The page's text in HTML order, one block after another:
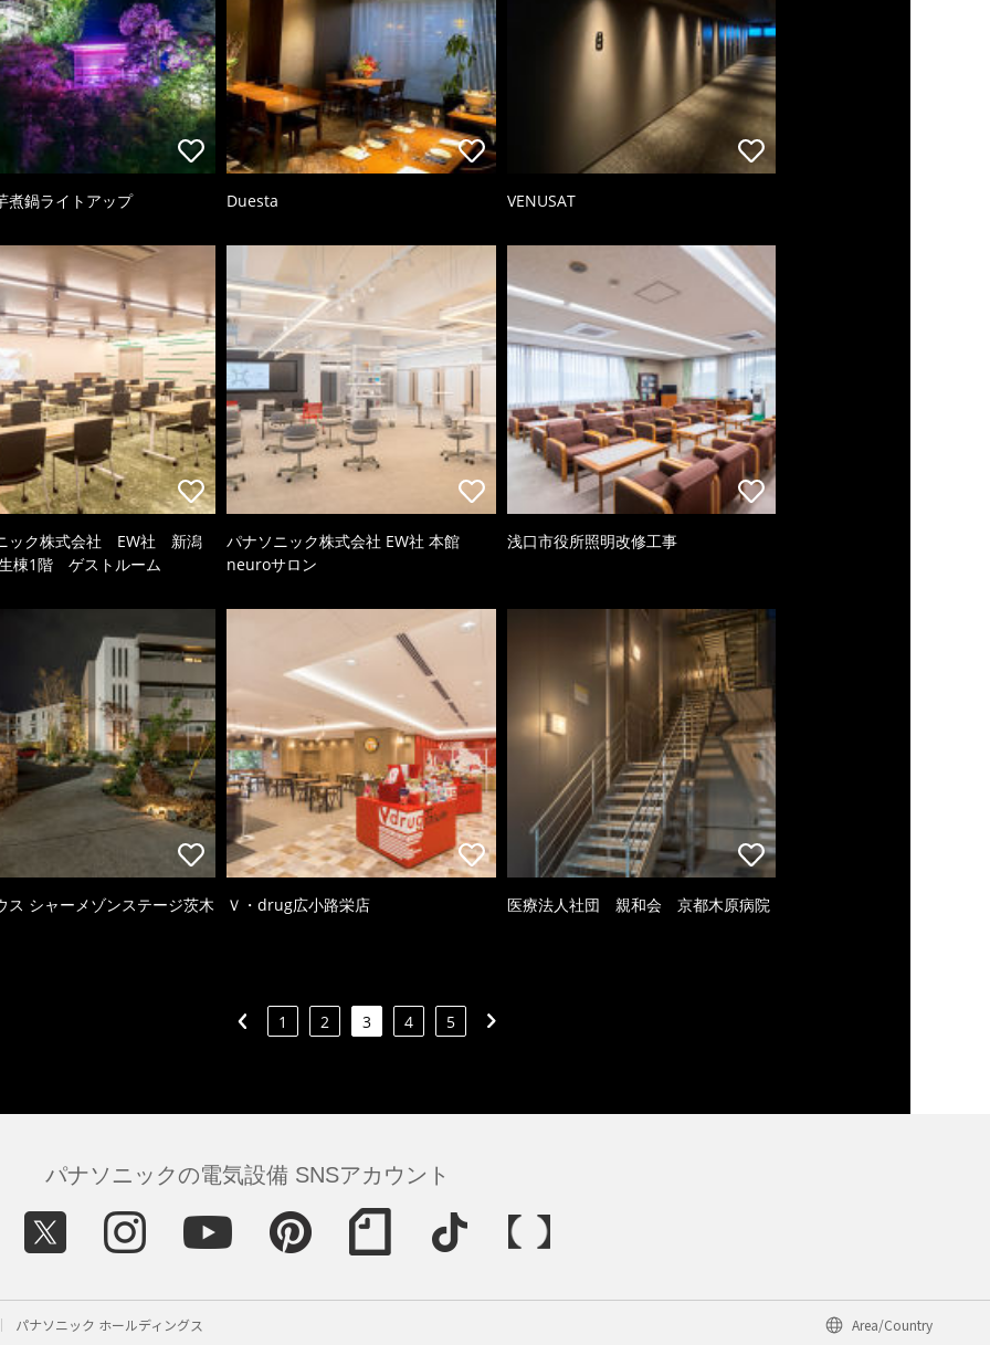
煮鍋ライトアップ Duesta VENUSAT
ック株式会社 EW社 新潟
棟1階 ゲストルーム
パナソニック株式会社 EW社 本館
neuroサロン
浅口市役所照明改修工事
ス シャーメゾンステージ茨木 Ｖ・drug広小路栄店 医療法人社団 親和会 京都木原病院
1 2 3 4 5
パナソニックの電気設備 SNSアカウント
パナソニック ホールディングス Area/Country